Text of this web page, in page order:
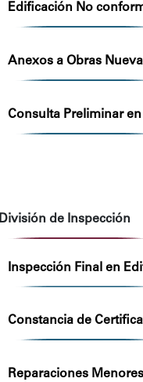
Edificación No
Anexos a Obras
Consulta Preliminar
División de Inspección
Inspección Final en
Constancia de
Reparaciones Menores